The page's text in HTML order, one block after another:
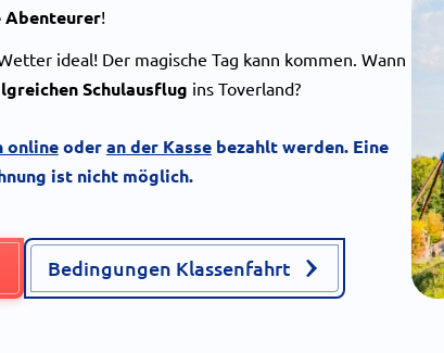
Abenteurer!
ideal! Der magische Tag kann kommen. Wann
Schulausflug ins Toverland?
onlineoderan der Kassebezahlt werden. Eine
ist nicht möglich.
Bedingungen Klassenfahrt